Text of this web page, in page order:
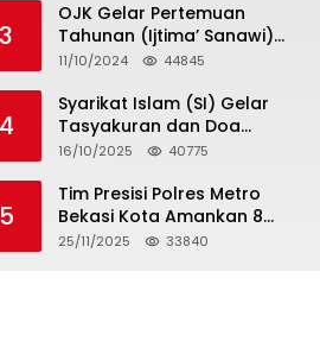
Aksi Rakyat
3
OJK Gelar Pertemuan
Tahunan (Ijtima’ Sanawi)
Dewan Pengawas Syariah
11/10/2024 44845
Syarikat Islam (SI) Gelar
Tasyakuran dan Doa
Bersama Organisasi
16/10/2025 40775
Tim Presisi Polres Metro
Bekasi Kota Amankan 8
Remaja Diduga Hendak
25/11/2025 33840